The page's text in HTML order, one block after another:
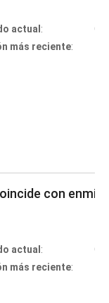
actual :
más reciente:
con
actual :
más reciente: